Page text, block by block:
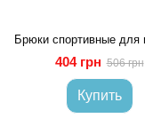
404 грн 506 грн
Купить